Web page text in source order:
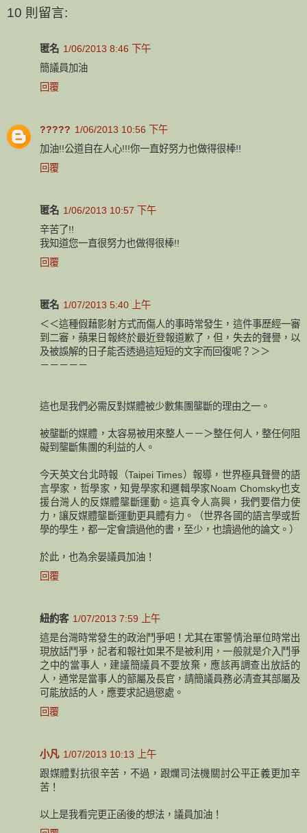
10 則留言:
匿名 1/06/2013 8:46 下午
簡議員加油
回覆
????? 1/06/2013 10:56 下午
加油!!公道自在人心!!!你一直好努力也做得很棒!!
回覆
匿名 1/06/2013 10:57 下午
辛苦了!!
我知道您一直很努力也做得很棒!!
回覆
匿名 1/07/2013 5:40 上午
＜＜這種假藉影射方式而傷人的事時常發生，這件事歷經一審
到二審，蘋果日報終於最近登報道歉了，但，失去的聲譽，以
及被誤解的日子能否透過這短短的文字而回復呢？＞＞
－－－－－
這也是我們必需反對媒體被少數集團壟斷的理由之一。
被壟斷的媒體，太容易被用來整人－－＞整任何人，整任何阻
礙到壟斷集團的利益的人。
今天英文台北時報（Taipei Times）報導，世界極具聲譽的語
言學家，哲學家，知覺學家和邏輯學家Noam Chomsky也支
援台灣人的反媒體壟斷運動。這真令人高興，我們要借力使
力，讓反媒體壟斷運動更具體有力。（世界各國的語言學或哲
學的學生，都一定會讀過他的書，至少，也讀過他的論文。）
於此，也為余晏議員加油！
回覆
紐約客 1/07/2013 7:59 上午
這是台灣時常發生的政治鬥爭吧！尤其在軍警情治單位時常出
現放話鬥爭，記者和報社如果不是被利用，一般就是介入鬥爭
之中的當事人，建議簡議員不要放棄，應該再調查出放話的
人，通常是當事人的篰屬及長官，請簡議員務必清查其部屬及
可能放話的人，應要求記過懲處。
回覆
小凡 1/07/2013 10:13 上午
跟媒體對抗很辛苦，不過，跟爛司法機關討公平正義更加辛
苦！
以上是我看完更正函後的想法，議員加油！